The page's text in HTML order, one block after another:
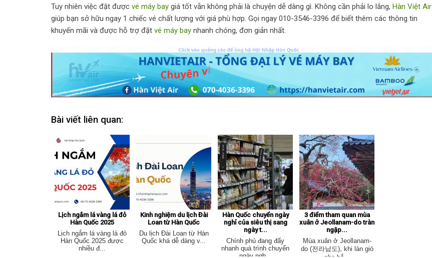
Tuy nhiên việc đặt được vé máy bay giá tốt vẫn không phải là chuyện dễ dàng gì. Không cần phải lo lắng, Hàn Việt Air
giúp bạn sở hữu ngay 1 chiếc vé chất lượng với giá phù hợp. Gọi ngay 010-3546-3396 để biết thêm các thông tin
khuyến mãi và được hỗ trợ đặt vé máy bay nhanh chóng, đơn giản nhất.
Bài viết liên quan:
Lịch ngắm lá vàng lá đỏ
Hàn Quốc 2025
Lịch ngắm lá vàng lá đỏ
Hàn Quốc 2025 được
nhiều đ...
Kinh nghiệm du lịch Đài
Loan từ Hàn Quốc
Du lịch Đài Loan từ Hàn
Quốc khá dễ dàng v...
Hàn Quốc chuyển ngày
nghỉ của siêu thị sang
ngày t...
Chính phủ đang đẩy
nhanh quá trình chuyển
ngày ngh...
3 điểm tham quan mùa
xuân ở Jeollanam-do tràn
ngập...
Mùa xuân ở Jeollanam-
do (전라남도), khi làn gió